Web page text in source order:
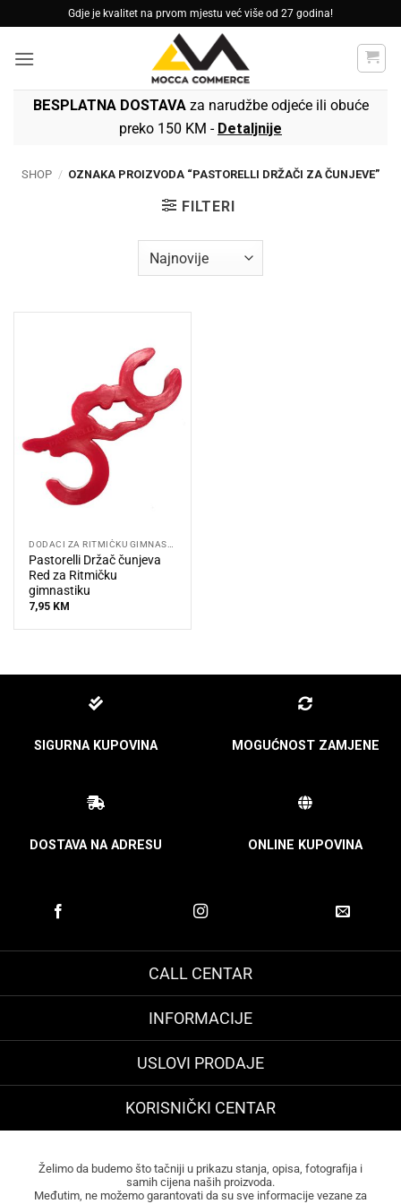
to
content
Gdje je kvalitet na prvom mjestu već više od 27 godina!
BESPLATNA DOSTAVAza narudžbe odjeće ili obuće
preko 150 KM - Detaljnije
SHOP / OZNAKA PROIZVODA “PASTORELLI DRŽAČI ZA ČUNJEVE”
FILTERI
Pastorelli Držač čunjeva
Red za Ritmičku
gimnastiku
7,95 KM
SIGURNA KUPOVINA MOGUĆNOST ZAMJENE
DOSTAVA NA ADRESU ONLINE KUPOVINA
CALL CENTAR
INFORMACIJE
USLOVI PRODAJE
KORISNIČKI CENTAR
Želimo da budemo što tačniji u prikazu stanja, opisa, fotografija i
samih cijena naših proizvoda.
Međutim, ne možemo garantovati da su sve informacije vezane za